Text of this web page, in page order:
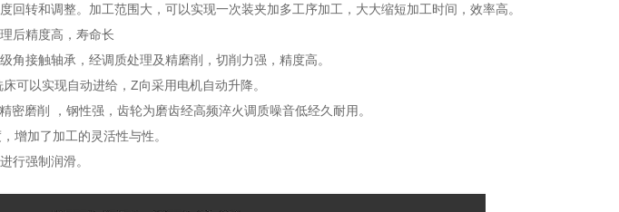
回转和调整。加工范围大，可以实现一次装夹加多工序加工，大大缩短加工时间，效率高。
后精度高，寿命长
角接触轴承，经调质处理及精磨削，切削力强，精度高。
可以实现自动进给，Z向采用电机自动升降。
密磨削 ，钢性强，齿轮为磨齿经高频淬火调质噪音低经久耐用。
增加了加工的灵活性与性。
行强制润滑。